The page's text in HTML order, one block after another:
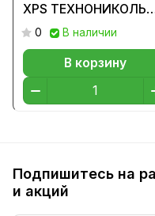
XPS ТЕХНОНИКОЛЬ
№27, (22кг)
0 В наличии
В корзину
Подпишитесь на
и акций